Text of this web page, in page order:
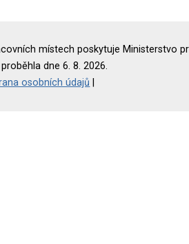
místech poskytuje Ministerstvo
dne 6. 8. 2026.
osobních údajů